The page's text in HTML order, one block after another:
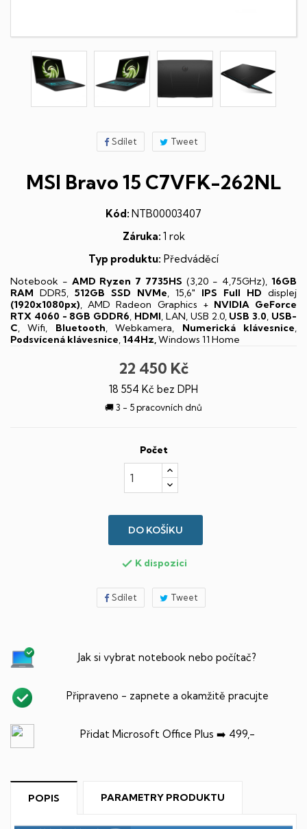
Sdílet Tweet
MSI Bravo 15 C7VFK-262NL
Kód: NTB00003407
Záruka: 1 rok
Typ produktu: Předváděcí
Notebook - AMD Ryzen 7 7735HS (3,20 - 4,75GHz),16GB
RAM DDR5, 512GB SSD NVMe, 15,6" IPS Full HD displej
(1920x1080px), AMD Radeon Graphics + NVIDIA GeForce
RTX 4060 - 8GB GDDR6, HDMI, LAN, USB 2.0, USB 3.0, USB-
C, Wifi, Bluetooth, Webkamera, Numerická klávesnice,
Podsvícená klávesnice,144Hz,Windows 11 Home
22 450 Kč
18 554 Kč bez DPH
🚚 3 - 5 pracovních dnů
Počet
DO KOŠÍKU
 K dispozici
Sdílet Tweet
Jak si vybrat notebook nebo počítač?
Připraveno - zapnete a okamžitě pracujte
Přidat Microsoft Office Plus ➡️ 499,-
POPIS PARAMETRY PRODUKTU